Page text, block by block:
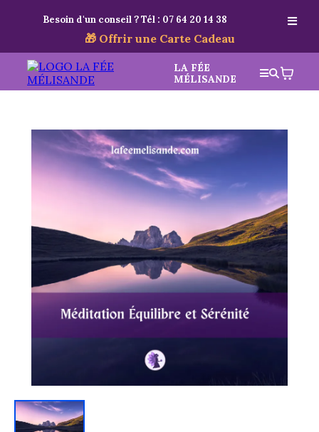
Besoin d'un conseil ? Tél : 07 64 20 14 38
🎁 Offrir une Carte Cadeau
LA FÉE
MÉLISANDE